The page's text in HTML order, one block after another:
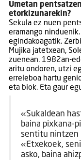
Umetan
etorkizunarekin?
Sekula ez nuen
eramango
egindakoagatik.
Mujika jatetxean,
zuenean. 1982an-
aritu ondoren, utzi
erreleboa hartu
eta biok. Eta gaur
«Sukaldean
baina pixkana-
sentitu nintzen
«Etxekoek,
asko, baina